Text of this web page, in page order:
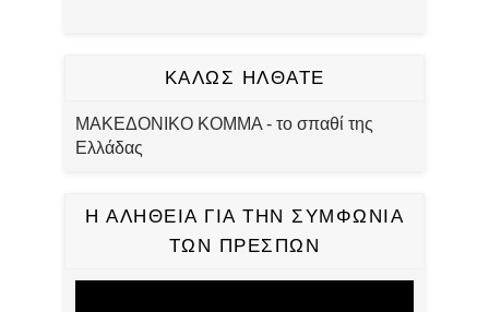
ΚΑΛΩΣ ΗΛΘΑΤΕ
ΜΑΚΕΔΟΝΙΚΟ ΚΟΜΜΑ - το σπαθί της
Ελλάδας
Η ΑΛΗΘΕΙΑ ΓΙΑ ΤΗΝ ΣΥΜΦΩΝΙΑ
ΤΩΝ ΠΡΕΣΠΩΝ